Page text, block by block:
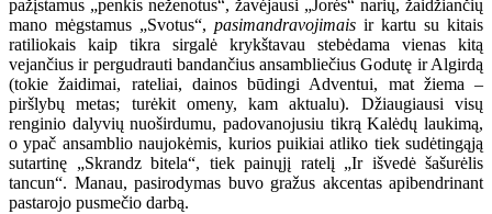
pažįstamus „penkis neženotus“, žavėjausi „Jorės“ narių, žaidžiančių
mano mėgstamus „Svotus“, pasimandravojimais ir kartu su kitais
ratiliokais kaip tikra sirgalė krykštavau stebėdama vienas kitą
vejančius ir pergudrauti bandančius ansambliečius Godutę ir Algirdą
(tokie žaidimai, rateliai, dainos būdingi Adventui, mat žiema –
piršlybų metas; turėkit omeny, kam aktualu). Džiaugiausi visų
renginio dalyvių nuoširdumu, padovanojusiu tikrą Kalėdų laukimą,
o ypač ansamblio naujokėmis, kurios puikiai atliko tiek sudėtingąją
sutartinę „Skrandz bitela“, tiek painųjį ratelį „Ir išvedė šašurėlis
tancun“. Manau, pasirodymas buvo gražus akcentas apibendrinant
pastarojo pusmečio darbą.